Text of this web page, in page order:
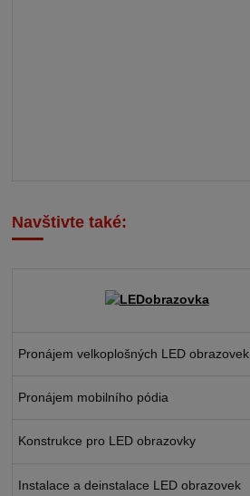
Navštivte také:
Pronájem velkoplošných LED obrazovek
Pronájem mobilního pódia
Konstrukce pro LED obrazovky
Instalace a deinstalace LED obrazovek